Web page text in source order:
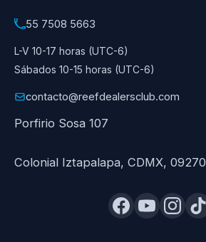
55 7508 5663
L-V 10-17 horas (UTC-6)
Sábados 10-15 horas (UTC-6)
contacto@reefdealersclub.com
Porfirio Sosa 107
Colonial Iztapalapa, CDMX, 09270